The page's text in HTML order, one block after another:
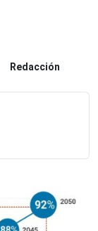
Redacción